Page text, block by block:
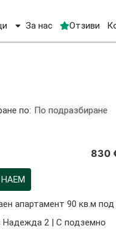
За нас Отзиви
по: По подразбиране
апартамент 90 кв.м под
Надежда 2 | С подземно
830